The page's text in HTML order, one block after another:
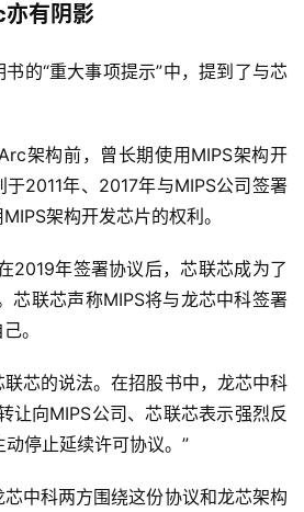
有阴影
的“重大事项提示”中，提到了与芯
架构前，曾长期使用MIPS架构开
2011年、2017年与MIPS公司签署
架构开发芯片的权利。
2019年签署协议后，芯联芯成为了
芯联芯声称MIPS将与龙芯中科签署
。
芯的说法。在招股书中，龙芯中科
让向MIPS公司、芯联芯表示强烈反
停止延续许可协议。”
中科两方围绕这份协议和龙芯架构